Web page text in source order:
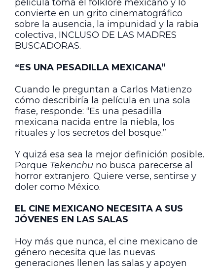
película toma el folklore mexicano y lo
convierte en un grito cinematográfico
sobre la ausencia, la impunidad y la rabia
colectiva, INCLUSO DE LAS MADRES
BUSCADORAS.
“ES UNA PESADILLA MEXICANA”
Cuando le preguntan a Carlos Matienzo
cómo describiría la película en una sola
frase, responde: “Es una pesadilla
mexicana nacida entre la niebla, los
rituales y los secretos del bosque.”
Y quizá esa sea la mejor definición posible.
Porque Tekenchu no busca parecerse al
horror extranjero. Quiere verse, sentirse y
doler como México.
EL CINE MEXICANO NECESITA A SUS
JÓVENES EN LAS SALAS
Hoy más que nunca, el cine mexicano de
género necesita que las nuevas
generaciones llenen las salas y apoyen